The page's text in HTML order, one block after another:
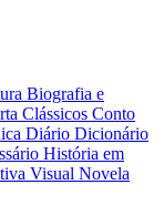
Biografia e
Clássicos Conto
Diário Dicionário
História em
Visual Novela